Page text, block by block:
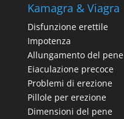
Kamagra & Viagra
Disfunzione erettile
Impotenza
Allungamento del pene
Eiaculazione precoce
Problemi di erezione
Pillole per erezione
Dimensioni del pene